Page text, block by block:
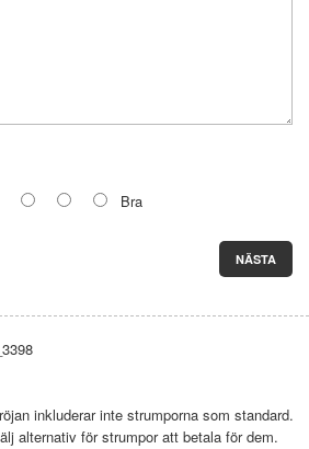
Bra
NÄSTA
inkluderar inte strumporna som standard.
alternativ för strumpor att betala för dem.